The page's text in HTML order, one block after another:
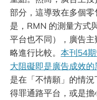
部分，這導致在多個
是，RMN 的測量方式
平台也不同），廣告
略進行比較。 本刊54
大阻礙即是廣告成效的
是在「不情願」的情
得罪通路平台，或是